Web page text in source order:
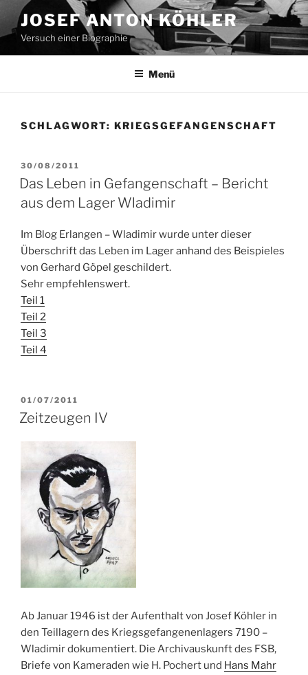
Inhalt
springen
JOSEF ANTON KÖHLER
Versuch einer Biographie
Menü
SCHLAGWORT: KRIEGSGEFANGENSCHAFT
VERÖFFENTLICHT
AM
30/08/2011
Das Leben in Gefangenschaft – Bericht
aus dem Lager Wladimir
Im Blog Erlangen – Wladimir wurde unter dieser
Überschrift das Leben im Lager anhand des Beispieles
von Gerhard Göpel geschildert.
Sehr empfehlenswert.
Teil 1
Teil 2
Teil 3
Teil 4
VERÖFFENTLICHT
AM
01/07/2011
Zeitzeugen IV
Ab Januar 1946 ist der Aufenthalt von Josef Köhler in
den Teillagern des Kriegsgefangenenlagers 7190 –
Wladimir dokumentiert. Die Archivauskunft des FSB,
Briefe von Kameraden wie H. Pochert und Hans Mahr